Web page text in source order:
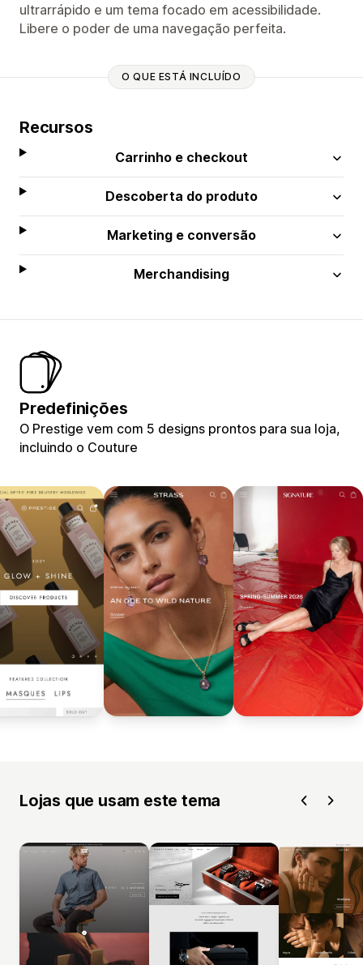
ultrarrápido e um tema focado em acessibilidade.
Libere o poder de uma navegação perfeita.
O QUE ESTÁ INCLUÍDO
Recursos
Carrinho e checkout
Descoberta do produto
Marketing e conversão
Merchandising
Predefinições
O Prestige vem com 5 designs prontos para sua loja,
incluindo o Couture
Lojas que usam este tema